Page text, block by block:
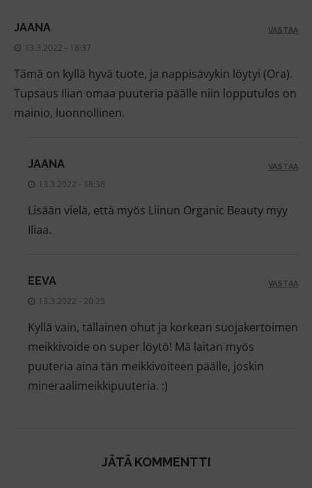
JAANA
13.3.2022 - 18:37
Tämä on kyllä hyvä tuote, ja nappisävykin löytyi (Ora).
Tupsaus Ilian omaa puuteria päälle niin lopputulos on
mainio, luonnollinen.
VASTAA
JAANA
13.3.2022 - 18:38
Lisään vielä, että myös Liinun Organic Beauty myy
Iliaa.
VASTAA
EEVA
13.3.2022 - 20:25
Kyllä vain, tällainen ohut ja korkean suojakertoimen
meikkivoide on super löytö! Mä laitan myös
puuteria aina tän meikkivoiteen päälle, joskin
mineraalimeikkipuuteria. :)
VASTAA
JÄTÄ KOMMENTTI